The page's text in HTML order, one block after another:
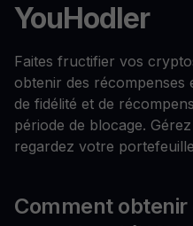
YouHodler
Faites fructifier vos
obtenir des récompenses
de fidélité et de
période de blocage.
regardez votre
Comment obtenir